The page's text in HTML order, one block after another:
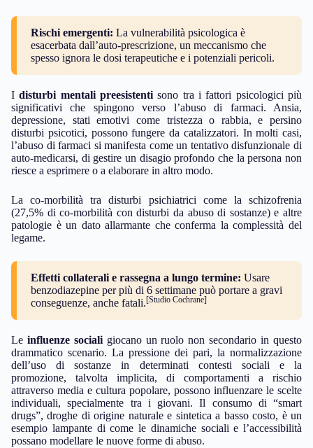
Rischi emergenti: La vulnerabilità psicologica è
esacerbata dall’auto-prescrizione, un meccanismo che
spesso ignora le dosi terapeutiche e i potenziali pericoli.
Idisturbi mentali preesistenti sono tra i fattori psicologici più
significativi che spingono verso l’abuso di farmaci. Ansia,
depressione, stati emotivi come tristezza o rabbia, e persino
disturbi psicotici, possono fungere da catalizzatori. In molti casi,
l’abuso di farmaci si manifesta come un tentativo disfunzionale di
auto-medicarsi, di gestire un disagio profondo che la persona non
riesce a esprimere o a elaborare in altro modo.
La co-morbilità tra disturbi psichiatrici come la schizofrenia
(27,5% di co-morbilità con disturbi da abuso di sostanze) e altre
patologie è un dato allarmante che conferma la complessità del
legame.
Effetti collaterali e rassegna a lungo termine: Usare
benzodiazepine per più di 6 settimane può portare a gravi
conseguenze, anche fatali.[Studio Cochrane]
Le influenze socialigiocano un ruolo non secondario in questo
drammatico scenario. La pressione dei pari, la normalizzazione
dell’uso di sostanze in determinati contesti sociali e la
promozione, talvolta implicita, di comportamenti a rischio
attraverso media e cultura popolare, possono influenzare le scelte
individuali, specialmente tra i giovani. Il consumo di “smart
drugs”, droghe di origine naturale e sintetica a basso costo, è un
esempio lampante di come le dinamiche sociali e l’accessibilità
possano modellare le nuove forme di abuso.